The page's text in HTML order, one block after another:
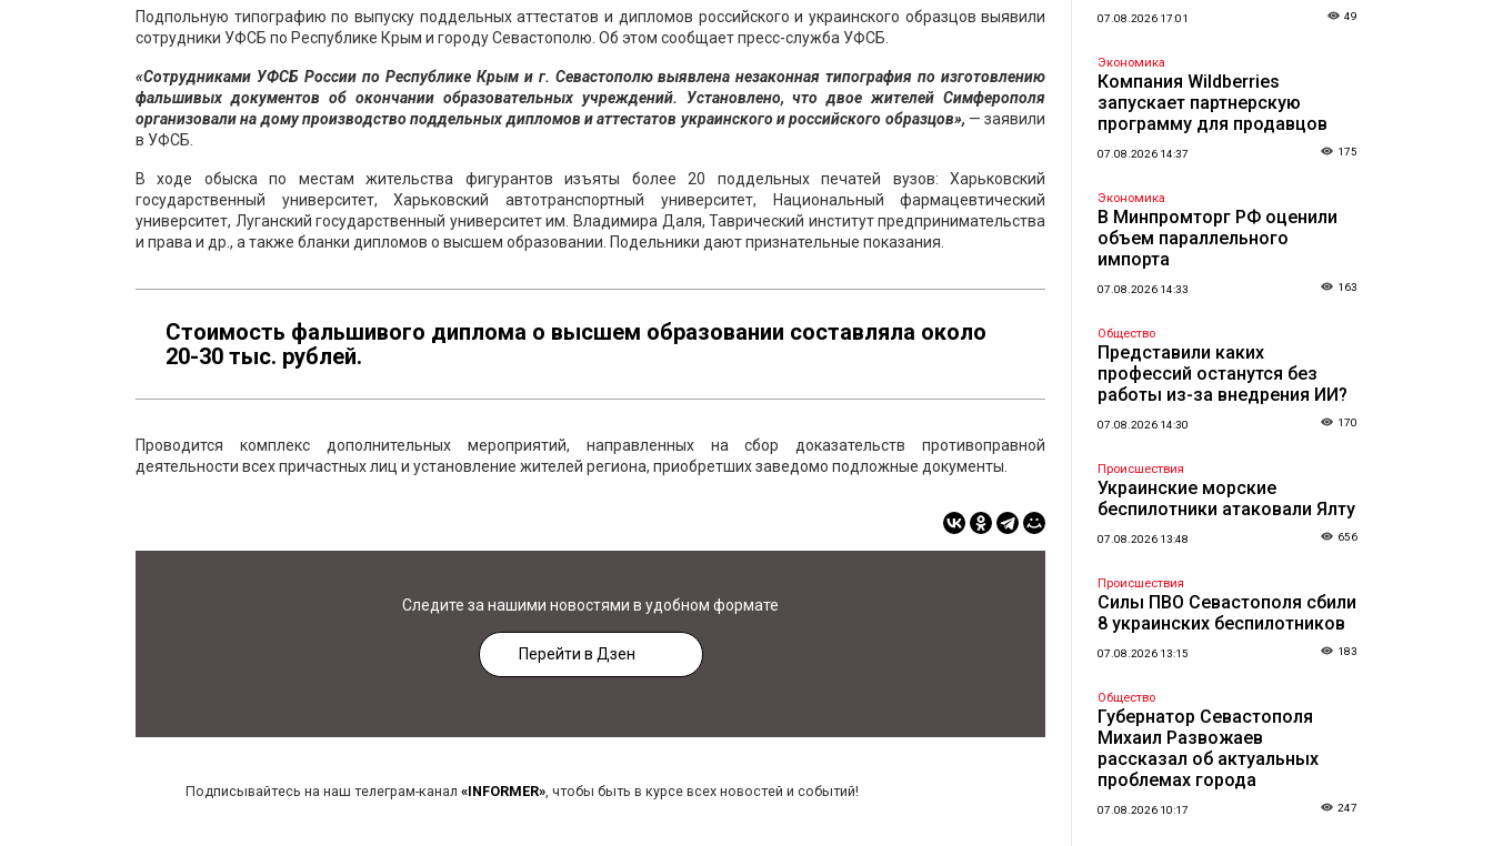
Подпольную типографию по выпуску поддельных аттестатов и дипломов российского и украинского образцов выявили
сотрудники УФСБ по Республике Крым и городу Севастополю. Об этом сообщает пресс-служба УФСБ.
«Сотрудниками УФСБ России по Республике Крым и г. Севастополю выявлена незаконная типография по изготовлению
фальшивых документов об окончании образовательных учреждений. Установлено, что двое жителей Симферополя
организовали на дому производство поддельных дипломов и аттестатов украинского и российского образцов», — заявили
в УФСБ.
В ходе обыска по местам жительства фигурантов изъяты более 20 поддельных печатей вузов: Харьковский
государственный университет, Харьковский автотранспортный университет, Национальный фармацевтический
университет, Луганский государственный университет им. Владимира Даля, Таврический институт предпринимательства
и права и др., а также бланки дипломов о высшем образовании. Подельники дают признательные показания.
Стоимость фальшивого диплома о высшем образовании составляла около
20-30 тыс. рублей.
Проводится комплекс дополнительных мероприятий, направленных на сбор доказательств противоправной
деятельности всех причастных лиц и установление жителей региона, приобретших заведомо подложные документы.
Следите за нашими новостями в удобном формате
Перейти в Дзен
Подписывайтесь на наш телеграм-канал «INFORMER», чтобы быть в курсе всех новостей и событий!
07.08.2026 17:01 49
Экономика
Компания Wildberries
запускает партнерскую
программу для продавцов
07.08.2026 14:37 175
Экономика
В Минпромторг РФ оценили
объем параллельного
импорта
07.08.2026 14:33 163
Общество
Представили каких
профессий останутся без
работы из-за внедрения ИИ?
07.08.2026 14:30 170
Происшествия
Украинские морские
беспилотники атаковали Ялту
07.08.2026 13:48 656
Происшествия
Силы ПВО Севастополя сбили
8 украинских беспилотников
07.08.2026 13:15 183
Общество
Губернатор Севастополя
Михаил Развожаев
рассказал об актуальных
проблемах города
07.08.2026 10:17 247